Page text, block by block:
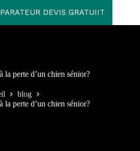
DEVIS GRATUIIT
la perte d’un chien sénior?
blog
la perte d’un chien sénior?